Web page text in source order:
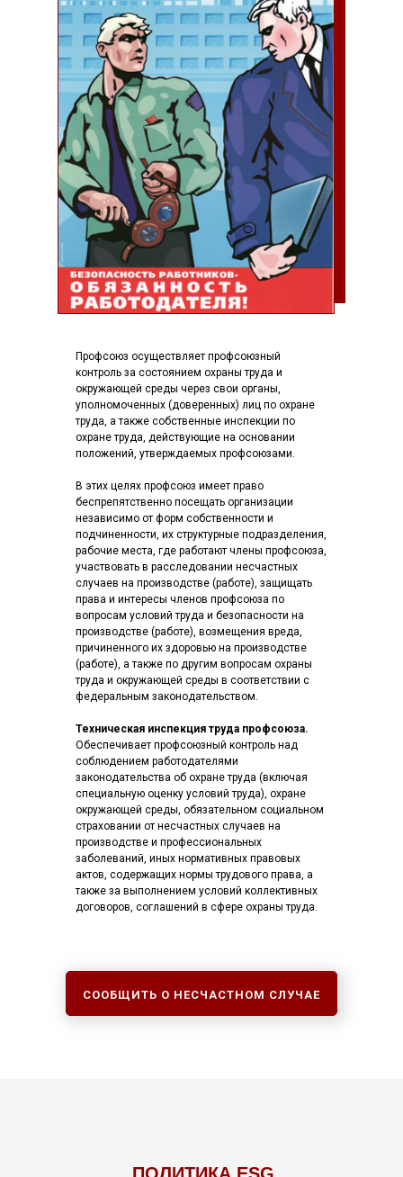
СООБЩИТЬ О НЕСЧАСТНОМ СЛУЧАЕ
Профсоюз осуществляет профсоюзный
контроль за состоянием охраны труда и
окружающей среды через свои органы,
уполномоченных (доверенных) лиц по охране
труда, а также собственные инспекции по
охране труда, действующие на основании
положений, утверждаемых профсоюзами.
В этих целях профсоюз имеет право
беспрепятственно посещать организации
независимо от форм собственности и
подчиненности, их структурные подразделения,
рабочие места, где работают члены профсоюза,
участвовать в расследовании несчастных
случаев на производстве (работе), защищать
права и интересы членов профсоюза по
вопросам условий труда и безопасности на
производстве (работе), возмещения вреда,
причиненного их здоровью на производстве
(работе), а также по другим вопросам охраны
труда и окружающей среды в соответствии с
федеральным законодательством.
Техническая инспекция труда профсоюза.
Обеспечивает профсоюзный контроль над
соблюдением работодателями
законодательства об охране труда (включая
специальную оценку условий труда), охране
окружающей среды, обязательном социальном
страховании от несчастных случаев на
производстве и профессиональных
заболеваний, иных нормативных правовых
актов, содержащих нормы трудового права, а
также за выполнением условий коллективных
договоров, соглашений в сфере охраны труда.